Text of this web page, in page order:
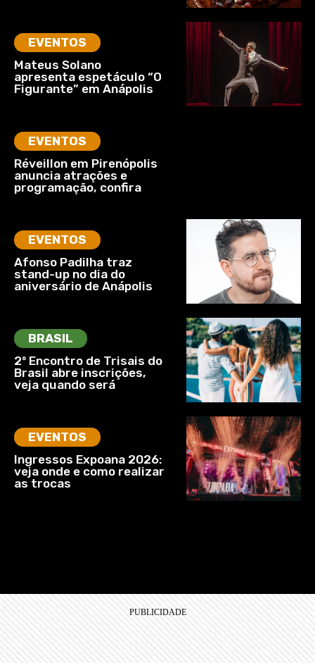
EVENTOS
Mateus Solano
apresenta espetáculo “O
Figurante” em Anápolis
EVENTOS
Réveillon em Pirenópolis
anuncia atrações e
programação, confira
EVENTOS
Afonso Padilha traz
stand-up no dia do
aniversário de Anápolis
BRASIL
2º Encontro de Trisais do
Brasil abre inscrições,
veja quando será
EVENTOS
Ingressos Expoana 2026:
veja onde e como realizar
as trocas